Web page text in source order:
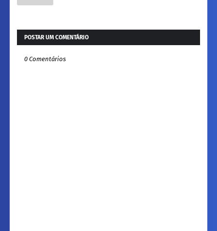
POSTAR UM COMENTÁRIO
0 Comentários